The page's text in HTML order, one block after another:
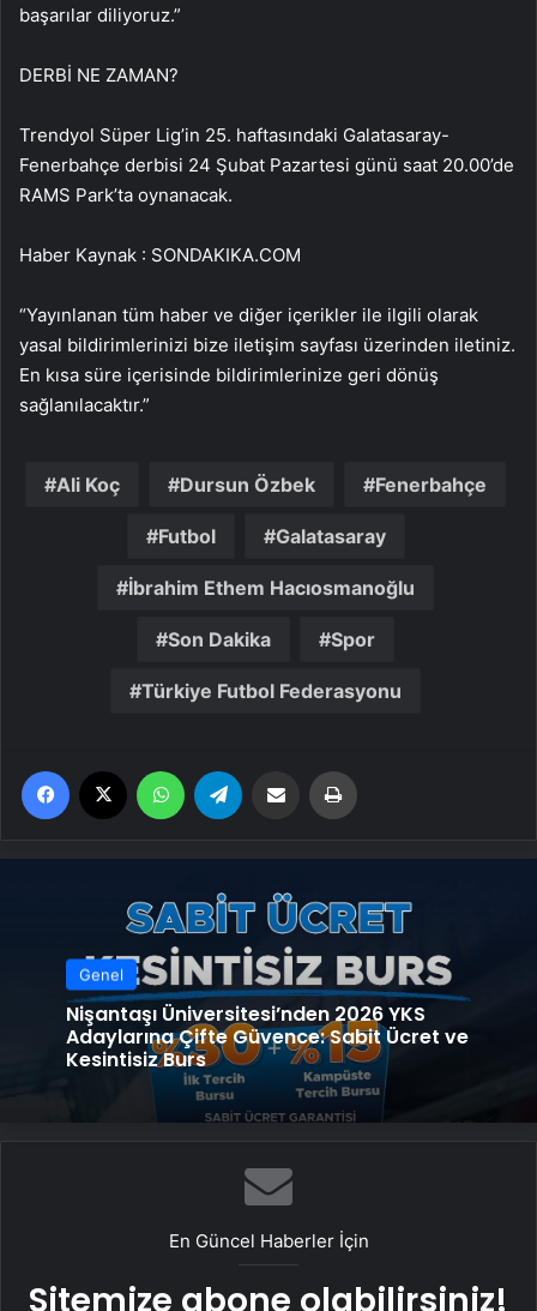
başarılar diliyoruz.”
DERBİ NE ZAMAN?
Trendyol Süper Lig’in 25. haftasındaki Galatasaray-
Fenerbahçe derbisi 24 Şubat Pazartesi günü saat 20.00’de
RAMS Park’ta oynanacak.
Haber Kaynak : SONDAKIKA.COM
“Yayınlanan tüm haber ve diğer içerikler ile ilgili olarak
yasal bildirimlerinizi bize iletişim sayfası üzerinden iletiniz.
En kısa süre içerisinde bildirimlerinize geri dönüş
sağlanılacaktır.”
Ali Koç Dursun Özbek Fenerbahçe
Futbol Galatasaray
İbrahim Ethem Hacıosmanoğlu
Son Dakika Spor
Türkiye Futbol Federasyonu
Facebook WhatsApp Email'den paylaş
Genel
Nişantaşı Üniversitesi’nden 2026 YKS
Adaylarına Çifte Güvence: Sabit Ücret ve
Kesintisiz Burs
En Güncel Haberler İçin
Sitemize abone olabilirsiniz!